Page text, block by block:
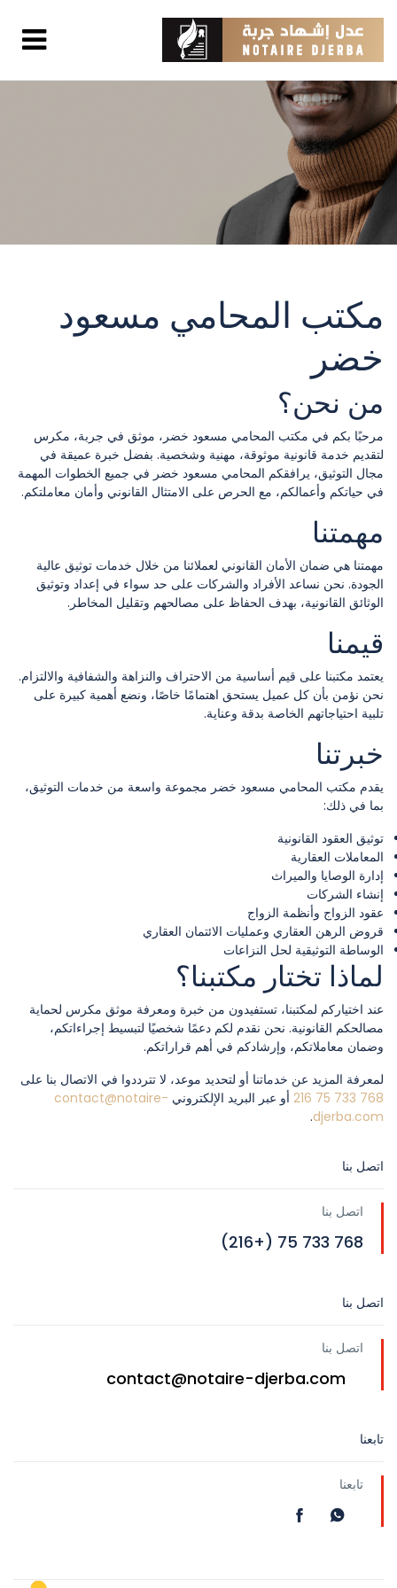
مكتب المحامي مسعود
خضر
من نحن؟
مرحبًا بكم في مكتب المحامي مسعود خضر، موثق في جربة، مكرس
لتقديم خدمة قانونية موثوقة، مهنية وشخصية. بفضل خبرة عميقة في
مجال التوثيق، يرافقكم المحامي مسعود خضر في جميع الخطوات المهمة
في حياتكم وأعمالكم، مع الحرص على الامتثال القانوني وأمان معاملتكم.
مهمتنا
مهمتنا هي ضمان الأمان القانوني لعملائنا من خلال خدمات توثيق عالية
الجودة. نحن نساعد الأفراد والشركات على حد سواء في إعداد وتوثيق
الوثائق القانونية، بهدف الحفاظ على مصالحهم وتقليل المخاطر.
قيمنا
يعتمد مكتبنا على قيم أساسية من الاحتراف والنزاهة والشفافية والالتزام.
نحن نؤمن بأن كل عميل يستحق اهتمامًا خاصًا، ونضع أهمية كبيرة على
تلبية احتياجاتهم الخاصة بدقة وعناية.
خبرتنا
يقدم مكتب المحامي مسعود خضر مجموعة واسعة من خدمات التوثيق،
بما في ذلك:
توثيق العقود القانونية
المعاملات العقارية
إدارة الوصايا والميراث
إنشاء الشركات
عقود الزواج وأنظمة الزواج
قروض الرهن العقاري وعمليات الائتمان العقاري
الوساطة التوثيقية لحل النزاعات
لماذا تختار مكتبنا؟
عند اختياركم لمكتبنا، تستفيدون من خبرة ومعرفة موثق مكرس لحماية
مصالحكم القانونية. نحن نقدم لكم دعمًا شخصيًا لتبسيط إجراءاتكم،
وضمان معاملاتكم، وإرشادكم في أهم قراراتكم.
لمعرفة المزيد عن خدماتنا أو لتحديد موعد، لا تترددوا في الاتصال بنا على
768 733 75 216
أو عبر البريد الإلكتروني contact@notaire-
djerba.com
.
اتصل بنا
اتصل بنا
768 733 75 (+216)
اتصل بنا
اتصل بنا
contact@notaire-djerba.com
تابعنا
تابعنا